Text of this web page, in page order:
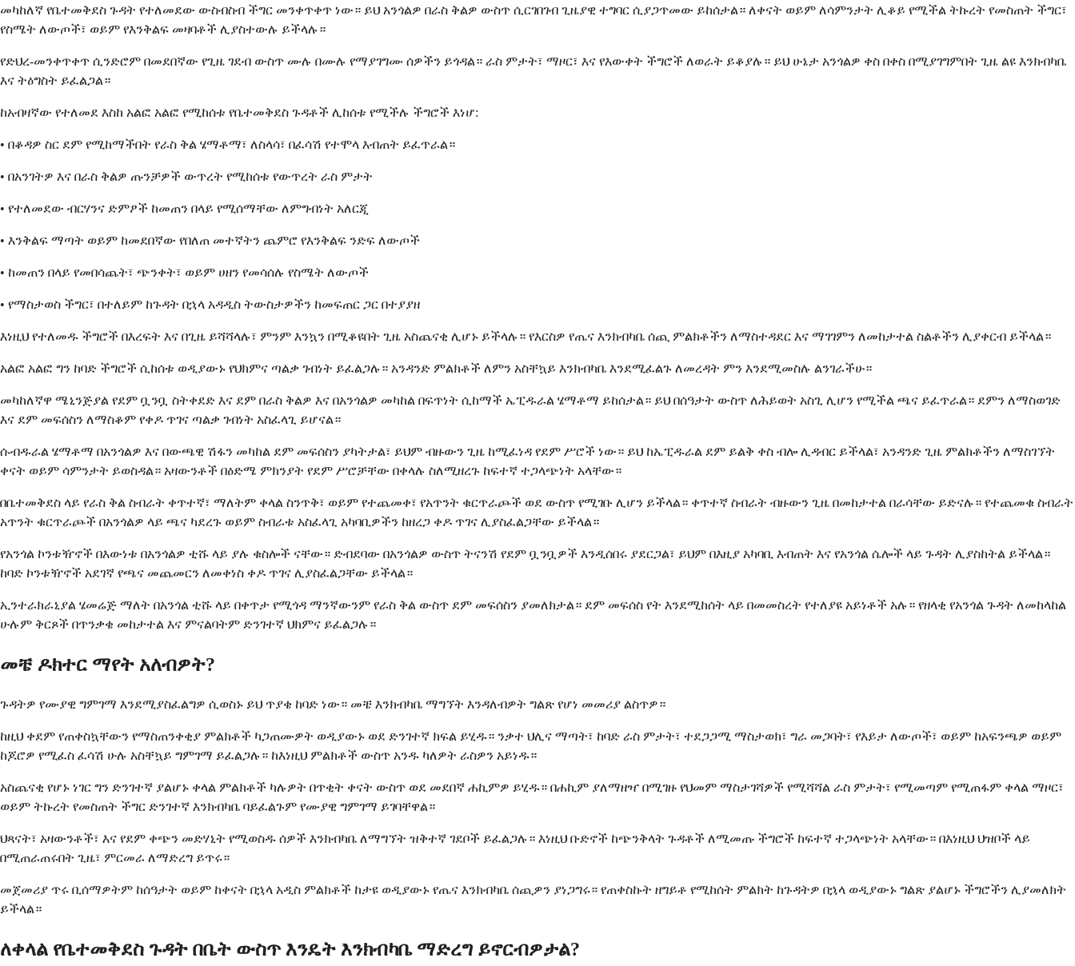
መካከለኛ የቤተመቅደስ ጉዳት የተለመደው ውስብስብ ችግር መንቀጥቀጥ ነው። ይህ አንጎልዎ በራስ ቅልዎ ውስጥ ሲርገበገብ ጊዜያዊ ተግባር ሲያጋጥመው ይከሰታል። ለቀናት ወይም ለሳምንታት ሊቆይ የሚችል ትኩረት የመስጠት ችግር፣
የስሜት ለውጦች፣ ወይም የእንቅልፍ መዛባቶች ሊያስተውሉ ይችላሉ።
የድህረ-መንቀጥቀጥ ሲንድሮም በመደበኛው የጊዜ ገደብ ውስጥ ሙሉ በሙሉ የማያገግሙ ሰዎችን ይጎዳል። ራስ ምታት፣ ማዞር፣ እና የእውቀት ችግሮች ለወራት ይቆያሉ። ይህ ሁኔታ አንጎልዎ ቀስ በቀስ በሚያገግምበት ጊዜ ልዩ እንክብካቤ
እና ትዕግስት ይፈልጋል።
ከአብዛኛው የተለመደ እስከ አልፎ አልፎ የሚከሰቱ የቤተመቅደስ ጉዳቶች ሊከሰቱ የሚችሉ ችግሮች እነሆ:
• በቆዳዎ ስር ደም የሚከማችበት የራስ ቅል ሄማቶማ፣ ለስላሳ፣ በፈሳሽ የተሞላ እብጠት ይፈጥራል።
• በአንገትዎ እና በራስ ቅልዎ ጡንቻዎች ውጥረት የሚከሰቱ የውጥረት ራስ ምታት
• የተለመደው ብርሃንና ድምፆች ከመጠን በላይ የሚሰማቸው ለምግብነት አለርጂ
• እንቅልፍ ማጣት ወይም ከመደበኛው የበለጠ መተኛትን ጨምሮ የእንቅልፍ ንድፍ ለውጦች
• ከመጠን በላይ የመበሳጨት፣ ጭንቀት፣ ወይም ሀዘን የመሳሰሉ የስሜት ለውጦች
• የማስታወስ ችግር፣ በተለይም ከጉዳት በኋላ አዳዲስ ትውስታዎችን ከመፍጠር ጋር በተያያዘ
እነዚህ የተለመዱ ችግሮች በእረፍት እና በጊዜ ይሻሻላሉ፣ ምንም እንኳን በሚቆዩበት ጊዜ አስጨናቂ ሊሆኑ ይችላሉ። የእርስዎ የጤና እንክብካቤ ሰጪ ምልክቶችን ለማስተዳደር እና ማገገምን ለመከታተል ስልቶችን ሊያቀርብ ይችላል።
አልፎ አልፎ ግን ከባድ ችግሮች ሲከሰቱ ወዲያውኑ የህክምና ጣልቃ ገብነት ይፈልጋሉ። አንዳንድ ምልክቶች ለምን አስቸኳይ እንክብካቤ እንደሚፈልጉ ለመረዳት ምን እንደሚመስሉ ልንገራችሁ።
መካከለኛዋ ሜኒንጅያል የደም ቧንቧ ስትቀደድ እና ደም በራስ ቅልዎ እና በአንጎልዎ መካከል በፍጥነት ሲከማች ኤፒዱራል ሄማቶማ ይከሰታል። ይህ በሰዓታት ውስጥ ለሕይወት አስጊ ሊሆን የሚችል ጫና ይፈጥራል። ደምን ለማስወገድ
እና ደም መፍሰስን ለማስቆም የቀዶ ጥገና ጣልቃ ገብነት አስፈላጊ ይሆናል።
ሱብዱራል ሄማቶማ በአንጎልዎ እና በውጫዊ ሽፋን መካከል ደም መፍሰስን ያካትታል፣ ይህም ብዙውን ጊዜ ከሚፈነዳ የደም ሥሮች ነው። ይህ ከኤፒዱራል ደም ይልቅ ቀስ ብሎ ሊዳብር ይችላል፣ አንዳንድ ጊዜ ምልክቶችን ለማስገኘት
ቀናት ወይም ሳምንታት ይወስዳል። አዛውንቶች በዕድሜ ምክንያት የደም ሥሮቻቸው በቀላሉ ስለሚዘረጉ ከፍተኛ ተጋላጭነት አላቸው።
በቤተመቅደስ ላይ የራስ ቅል ስብራት ቀጥተኛ፣ ማለትም ቀላል ስንጥቅ፣ ወይም የተጨመቀ፣ የአጥንት ቁርጥራጮች ወደ ውስጥ የሚገቡ ሊሆን ይችላል። ቀጥተኛ ስብራት ብዙውን ጊዜ በመከታተል በራሳቸው ይድናሉ። የተጨመቁ ስብራት
አጥንት ቁርጥራጮች በአንጎልዎ ላይ ጫና ካደረጉ ወይም ስብራቱ አስፈላጊ አካባቢዎችን ከዘረጋ ቀዶ ጥገና ሊያስፈልጋቸው ይችላል።
የአንጎል ኮንቱዥኖች በእውነቱ በአንጎልዎ ቲሹ ላይ ያሉ ቁስሎች ናቸው። ድብደባው በአንጎልዎ ውስጥ ትናንሽ የደም ቧንቧዎች እንዲሰበሩ ያደርጋል፣ ይህም በእዚያ አካባቢ እብጠት እና የአንጎል ሴሎች ላይ ጉዳት ሊያስከትል ይችላል።
ከባድ ኮንቱዥኖች አደገኛ የጫና መጨመርን ለመቀነስ ቀዶ ጥገና ሊያስፈልጋቸው ይችላል።
ኢንተራክራኒያል ሄመሬጅ ማለት በአንጎል ቲሹ ላይ በቀጥታ የሚጎዳ ማንኛውንም የራስ ቅል ውስጥ ደም መፍሰስን ያመለክታል። ደም መፍሰስ የት እንደሚከሰት ላይ በመመስረት የተለያዩ አይነቶች አሉ። የዘላቂ የአንጎል ጉዳት ለመከላከል
ሁሉም ቅርጾች በጥንቃቄ መከታተል እና ምናልባትም ድንገተኛ ህክምና ይፈልጋሉ።
መቼ ዶክተር ማየት አለብዎት?
ጉዳትዎ የሙያዊ ግምገማ እንደሚያስፈልግዎ ሲወስኑ ይህ ጥያቄ ከባድ ነው። መቼ እንክብካቤ ማግኘት እንዳለብዎት ግልጽ የሆነ መመሪያ ልስጥዎ።
ከዚህ ቀደም የጠቀስኳቸውን የማስጠንቀቂያ ምልክቶች ካጋጠሙዎት ወዲያውኑ ወደ ድንገተኛ ክፍል ይሂዱ። ንቃተ ህሊና ማጣት፣ ከባድ ራስ ምታት፣ ተደጋጋሚ ማስታወክ፣ ግራ መጋባት፣ የእይታ ለውጦች፣ ወይም ከአፍንጫዎ ወይም
ከጆሮዎ የሚፈስ ፈሳሽ ሁሉ አስቸኳይ ግምገማ ይፈልጋሉ። ከእነዚህ ምልክቶች ውስጥ አንዱ ካለዎት ራስዎን አይነዱ።
አስጨናቂ የሆኑ ነገር ግን ድንገተኛ ያልሆኑ ቀላል ምልክቶች ካሉዎት በጥቂት ቀናት ውስጥ ወደ መደበኛ ሐኪምዎ ይሂዱ። በሐኪም ያለማዘዣ በሚገዙ የህመም ማስታገሻዎች የሚሻሻል ራስ ምታት፣ የሚመጣም የሚጠፋም ቀላል ማዞር፣
ወይም ትኩረት የመስጠት ችግር ድንገተኛ እንክብካቤ ባይፈልጉም የሙያዊ ግምገማ ይገባቸዋል።
ህጻናት፣ አዛውንቶች፣ እና የደም ቀጭን መድሃኒት የሚወስዱ ሰዎች እንክብካቤ ለማግኘት ዝቅተኛ ገደቦች ይፈልጋሉ። እነዚህ ቡድኖች ከጭንቅላት ጉዳቶች ለሚመጡ ችግሮች ከፍተኛ ተጋላጭነት አላቸው። በእነዚህ ህዝቦች ላይ
በሚጠራጠሩበት ጊዜ፣ ምርመራ ለማድረግ ይጥሩ።
መጀመሪያ ጥሩ ቢሰማዎትም ከሰዓታት ወይም ከቀናት በኋላ አዲስ ምልክቶች ከታዩ ወዲያውኑ የጤና እንክብካቤ ሰጪዎን ያነጋግሩ። የጠቀስኩት ዘግይቶ የሚከሰት ምልክት ከጉዳትዎ በኋላ ወዲያውኑ ግልጽ ያልሆኑ ችግሮችን ሊያመለክት
ይችላል።
ለቀላል የቤተመቅደስ ጉዳት በቤት ውስጥ እንዴት እንክብካቤ ማድረግ ይኖርብዎታል?